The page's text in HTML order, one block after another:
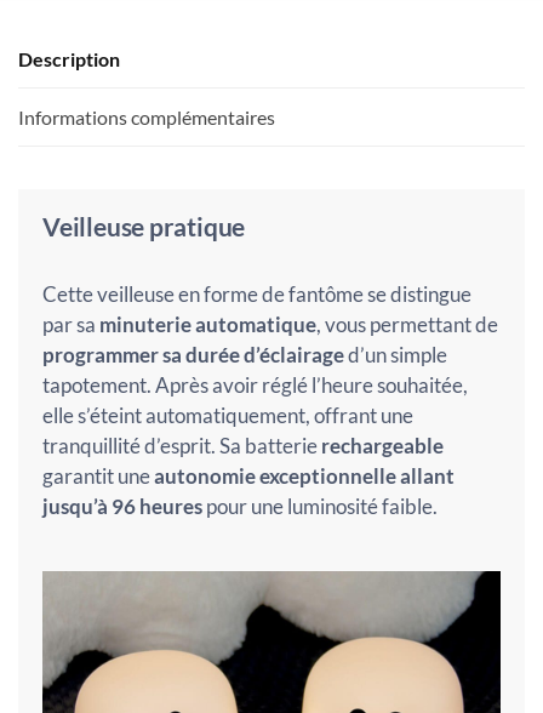
Description
Informations complémentaires
Veilleuse pratique
Cette veilleuse en forme de fantôme se distingue
par sa minuterie automatique, vous permettant de
programmer sa durée d’éclairaged’un simple
tapotement. Après avoir réglé l’heure souhaitée,
elle s’éteint automatiquement, offrant une
tranquillité d’esprit. Sa batterierechargeable
garantit uneautonomie exceptionnelle allant
jusqu’à 96 heurespour une luminosité faible.